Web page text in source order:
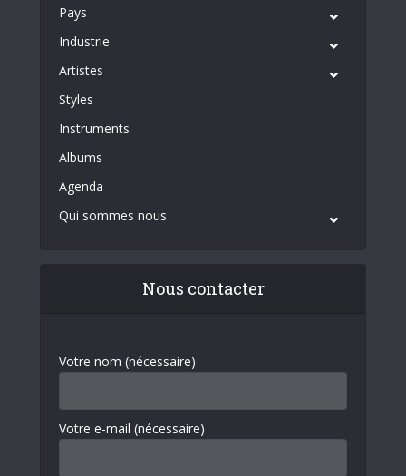
Pays
Industrie
Artistes
Styles
Instruments
Albums
Agenda
Qui sommes nous
Nous contacter
Votre nom (nécessaire)
Votre e-mail (nécessaire)